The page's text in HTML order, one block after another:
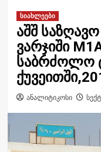
სიახლეები
აშშ
ვარჯიში
საბრძოლო
ანალიტიკოსი